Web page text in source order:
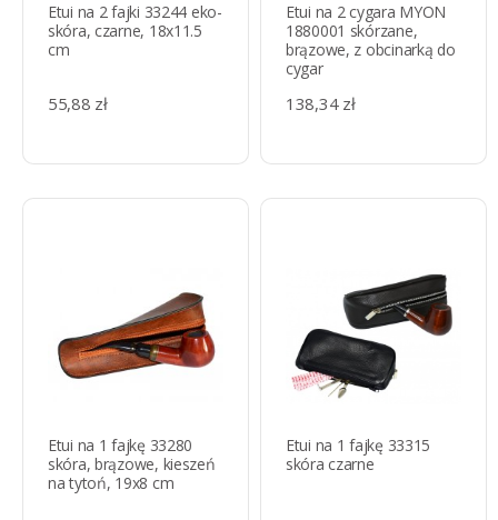
Etui na 2 fajki 33244 eko-
skóra, czarne, 18x11.5
cm
55,88 zł
Etui na 2 cygara MYON
1880001 skórzane,
brązowe, z obcinarką do
cygar
138,34 zł
Etui na 1 fajkę 33280
skóra, brązowe, kieszeń
na tytoń, 19x8 cm
Etui na 1 fajkę 33315
skóra czarne